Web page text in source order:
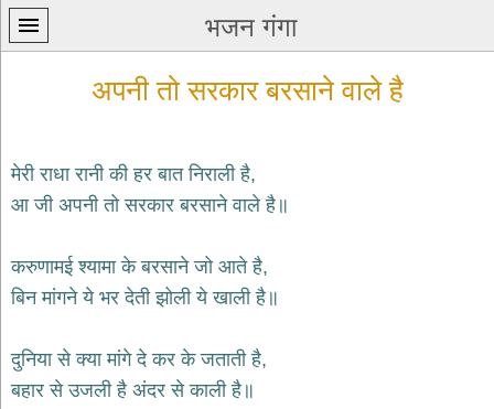
भजन गंगा
प्रथम
कृष्ण
bhajans
शिव
अपनी तो सरकार बरसाने वाले है
मेरी राधा रानी की हर बात निराली है,
आ जी अपनी तो सरकार बरसाने वाले है॥
करुणामई श्यामा के बरसाने जो आते है,
बिन मांगने ये भर देती झोली ये खाली है॥
दुनिया से क्या मांगे दे कर के जताती है,
बहार से उजली है अंदर से काली है॥